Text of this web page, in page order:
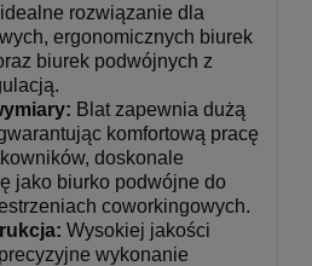
rozwiązanie dla
ergonomicznych biurek
biurek podwójnych z
Blat zapewnia dużą
komfortową pracę
doskonale
jako biurko podwójne do
coworkingowych.
Wysokiej jakości
wykonanie